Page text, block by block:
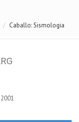
Caballo: Sismologia